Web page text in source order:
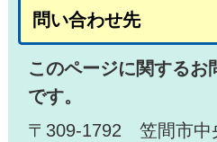
問い合わせ先
このページに関するお
です。
〒309-1792 笠間市中